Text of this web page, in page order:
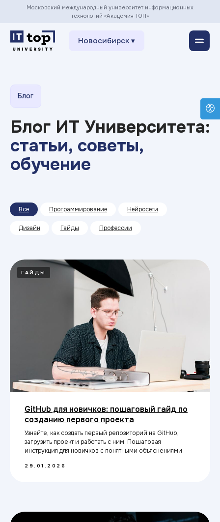
Московский международный университет информационных
технологий «Академия ТОП»
Блог ИТ Университета:
обучение
Все Программирование Нейросети
Дизайн Гайды Профессии
ГАЙДЫ
GitHub для новичков: пошаговый гайд по
созданию первого проекта
Узнайте, как создать первый репозиторий на GitHub,
загрузить проект и работать с ним. Пошаговая
инструкция для новичков с понятными объяснениями
29.01.2026